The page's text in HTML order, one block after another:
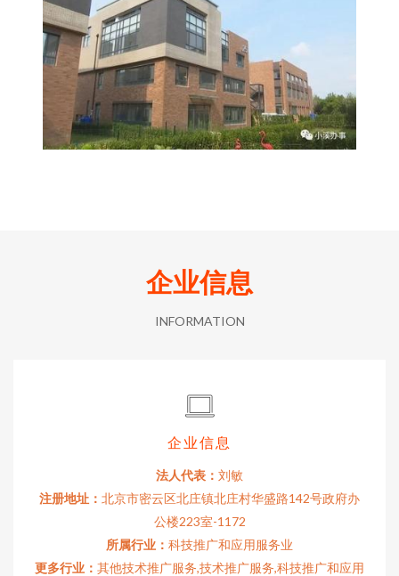
企业信息
INFORMATION
企业信息
法人代表： 刘敏
注册地址： 北京市密云区北庄镇北庄村华盛路142号政府办
公楼223室-1172
所属行业： 科技推广和应用服务业
更多行业： 其他技术推广服务,技术推广服务,科技推广和应用